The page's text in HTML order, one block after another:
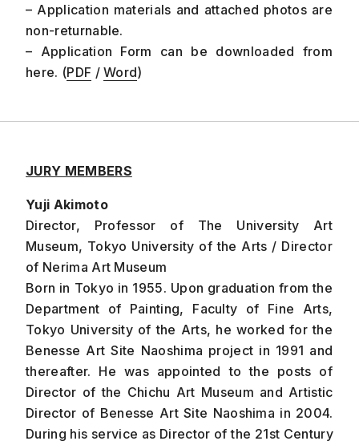
– Application materials and attached photos are
non-returnable.
– Application Form can be downloaded from
here. (PDF /Word)
JURY MEMBERS
Yuji Akimoto
Director, Professor of The University Art
Museum, Tokyo University of the Arts / Director
of Nerima Art Museum
Born in Tokyo in 1955. Upon graduation from the
Department of Painting, Faculty of Fine Arts,
Tokyo University of the Arts, he worked for the
Benesse Art Site Naoshima project in 1991 and
thereafter. He was appointed to the posts of
Director of the Chichu Art Museum and Artistic
Director of Benesse Art Site Naoshima in 2004.
During his service as Director of the 21st Century